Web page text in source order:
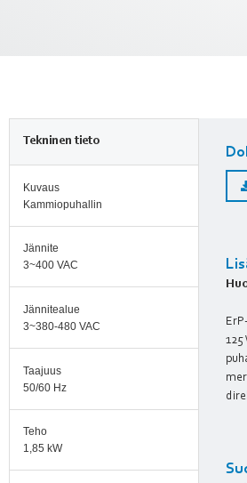
Tekninen tieto
Kuvaus
Kammiopuhallin
Jännite
3~400 VAC
Jännitealue
3~380-480 VAC
Taajuus
50/60 Hz
Teho
1,85 kW
125